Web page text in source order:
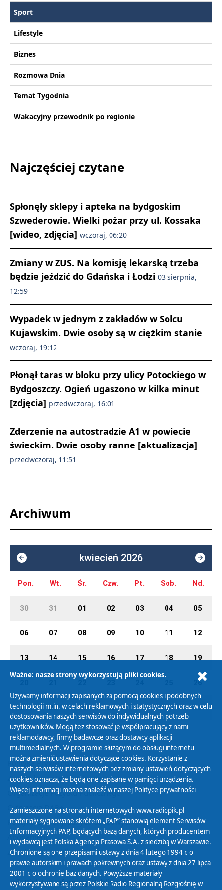
Sport
Lifestyle
Biznes
Rozmowa Dnia
Temat Tygodnia
Wakacyjny przewodnik po regionie
Najczęściej czytane
Spłonęły sklepy i apteka na bydgoskim
Szwederowie. Wielki pożar przy ul. Kossaka
[wideo, zdjęcia] wczoraj, 06:20
Zmiany w ZUS. Na komisję lekarską trzeba
będzie jeździć do Gdańska i Łodzi 03 sierpnia,
12:59
Wypadek w jednym z zakładów w Solcu
Kujawskim. Dwie osoby są w ciężkim stanie
wczoraj, 19:12
Płonął taras w bloku przy ulicy Potockiego w
Bydgoszczy. Ogień ugaszono w kilka minut
[zdjęcia] przedwczoraj, 16:01
Zderzenie na autostradzie A1 w powiecie
świeckim. Dwie osoby ranne [aktualizacja]
przedwczoraj, 11:51
Archiwum
kwiecień 2026
Pon. Wt. Śr. Czw. Pt. Sob. Nd.
30 31 01 02 03 04 05
06 07 08 09 10 11 12
13 14 15 16 17 18 19
26
27 28 29 30 01 02 03
Polityka Prywatności
Zasady korzystania z Serwisu
Organizacje Pożytku Publicznego
Cyfryzacja DAB+
Polityka ochrony danych osobowych
Abonament
Zamówienia publiczne
Biuletyn Informacji Publicznej
Ważne: nasze strony wykorzystują pliki cookies.
Używamy informacji zapisanych za pomocą cookies i podobnych
technologii m.in. w celach reklamowych i statystycznych oraz w celu
dostosowania naszych serwisów do indywidualnych potrzeb
użytkowników. Mogą też stosować je współpracujący z nami
reklamodawcy, firmy badawcze oraz dostawcy aplikacji
multimedialnych. W programie służącym do obsługi internetu
można zmienić ustawienia dotyczące cookies. Korzystanie z
naszych serwisów internetowych bez zmiany ustawień dotyczących
cookies oznacza, że będą one zapisane w pamięci urządzenia.
Więcej informacji można znaleźć w naszej Polityce prywatności
Zamieszczone na stronach internetowych www.radiopik.pl
materiały sygnowane skrótem „PAP” stanowią element Serwisów
Informacyjnych PAP, będących bazą danych, których producentem
i wydawcą jest Polska Agencja Prasowa S.A. z siedzibą w Warszawie.
Chronione są one przepisami ustawy z dnia 4 lutego 1994 r. o
prawie autorskim i prawach pokrewnych oraz ustawy z dnia 27 lipca
2001 r. o ochronie baz danych. Powyższe materiały
wykorzystywane są przez Polskie Radio Regionalną Rozgłośnię w